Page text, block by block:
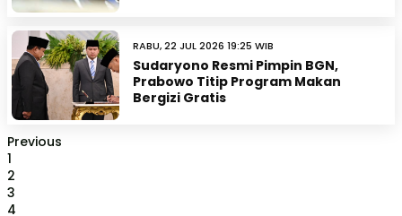
RABU, 22 JUL 2026 19:25 WIB
Sudaryono Resmi Pimpin BGN,
Prabowo Titip Program Makan
Bergizi Gratis
Previous
1
2
3
4